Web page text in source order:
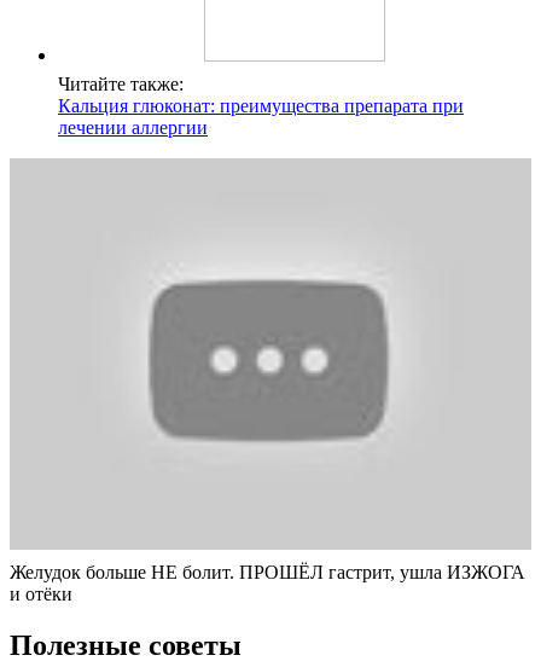
Читайте также:
Кальция глюконат: преимущества препарата при
лечении аллергии
Желудок больше НЕ болит. ПРОШЁЛ гастрит, ушла ИЗЖОГА
и отёки
Полезные советы